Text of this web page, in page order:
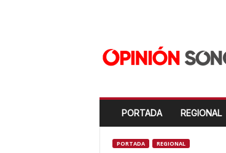
PORTADA REGIONAL
PORTADA REGIONAL